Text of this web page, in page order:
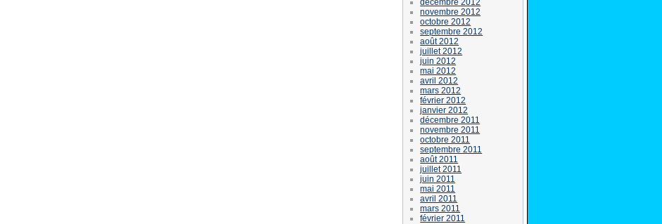
novembre 2012
octobre 2012
septembre 2012
août 2012
juillet 2012
juin 2012
mai 2012
avril 2012
mars 2012
février 2012
janvier 2012
décembre 2011
novembre 2011
octobre 2011
septembre 2011
août 2011
juillet 2011
juin 2011
mai 2011
avril 2011
mars 2011
février 2011